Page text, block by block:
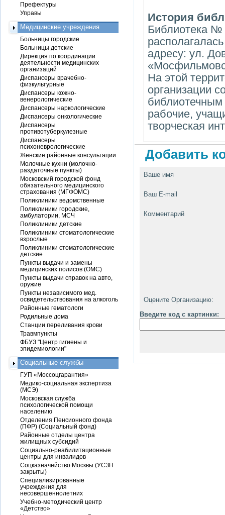
История
Библиотека №
адресу: ул.
На этой
организации
рабочие,
творческая
Добавить
Ваше имя
Ваш E-mail
Комментарий
Оцените Организацию:
Введите код с картинки:
Префектуры
Управы
Медицинские учреждения
Больницы городские
Больницы детские
Дирекция по координации
деятельности медицинских
организаций
Диспансеры врачебно-
физкультурные
Диспансеры кожно-
венерологические
Диспансеры наркологические
Диспансеры онкологические
Диспансеры
противотуберкулезные
Диспансеры
психоневрологические
Женские районные консультации
Молочные кухни (молочно-
раздаточные пункты)
Московский городской фонд
обязательного медицинского
страхования (МГФОМС)
Поликлиники ведомственные
Поликлиники городские,
амбулатории, МСЧ
Поликлиники детские
Поликлиники стоматологические
взрослые
Поликлиники стоматологические
детские
Пункты выдачи и замены
медицинских полисов (ОМС)
Пункты выдачи справок на авто,
оружие
Пункты независимого мед.
освидетельствования на алкоголь
Районные гематологи
Родильные дома
Станции переливания крови
Травмпункты
ФБУЗ "Центр гигиены и
эпидемиологии"
Социальные службы
ГУП «Моссоцгарантия»
Медико-социальная экспертиза
(МСЭ)
Московская служба
психологической помощи
населению
Отделения Пенсионного фонда
(ПФР) (Социальный фонд)
Районные отделы центра
жилищных субсидий
Социально-реабилитационные
центры для инвалидов
Соцказначейство Москвы (УСЗН
закрыты)
Специализированные
учреждения для
несовершеннолетних
Учебно-методический центр
«Детство»